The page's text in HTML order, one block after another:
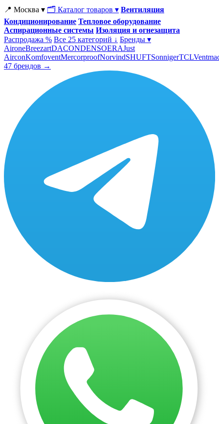
📍 Москва ▾ 🗂 Каталог товаров ▾ Вентиляция
Кондиционирование Тепловое оборудование
Аспирационные системы Изоляция и огнезащита
Распродажа % Все 25 категорий ↓ Бренды ▾
AironeBreezartDACONDENSOERAJust
AirconKomfoventMercorproofNorvindSHUFTSonnigerTCL
47 брендов →